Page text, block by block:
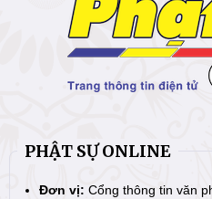
PHẬT SỰ ONLINE
Đơn vị: Cổng thông tin văn